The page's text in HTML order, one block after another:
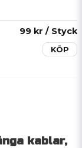
99 kr / Styck
KÖP
kablar,